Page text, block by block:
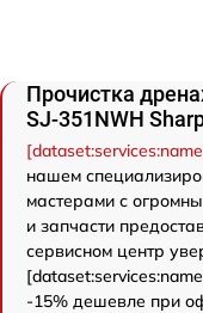
Прочистка
SJ-351NWH
нашем
мастерами с
и запчасти
сервисном центр
-15% дешевле при